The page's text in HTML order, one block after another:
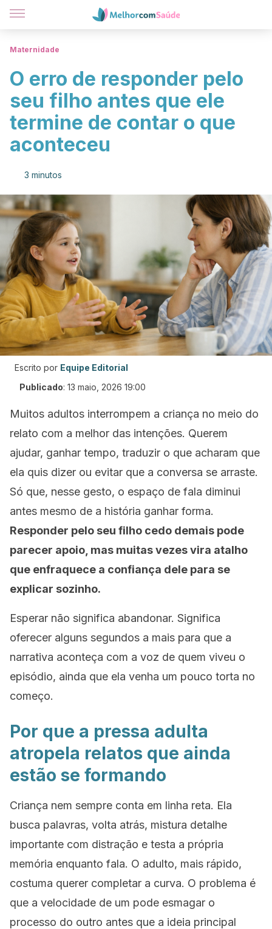
Maternidade
O erro de responder pelo
seu filho antes que ele
termine de contar o que
aconteceu
3 minutos
Escrito por Equipe Editorial
Publicado: 13 maio, 2026 19:00
Muitos adultos interrompem a criança no meio do
relato com a melhor das intenções. Querem
ajudar, ganhar tempo, traduzir o que acharam que
ela quis dizer ou evitar que a conversa se arraste.
Só que, nesse gesto, o espaço de fala diminui
antes mesmo de a história ganhar forma.
Responder pelo seu filho cedo demais pode
parecer apoio, mas muitas vezes vira atalho
que enfraquece a confiança dele para se
explicar sozinho.
Esperar não significa abandonar. Significa
oferecer alguns segundos a mais para que a
narrativa aconteça com a voz de quem viveu o
episódio, ainda que ela venha um pouco torta no
começo.
Por que a pressa adulta
atropela relatos que ainda
estão se formando
Criança nem sempre conta em linha reta. Ela
busca palavras, volta atrás, mistura detalhe
importante com distração e testa a própria
memória enquanto fala. O adulto, mais rápido,
costuma querer completar a curva. O problema é
que a velocidade de um pode esmagar o
processo do outro antes que a ideia principal